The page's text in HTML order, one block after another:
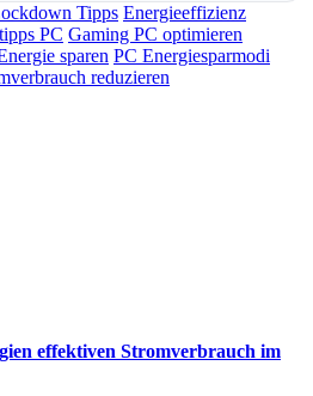
Tipps Energieeffizienz
PC Gaming PC optimieren
sparen PC Energiesparmodi
reduzieren
effektiven Stromverbrauch im